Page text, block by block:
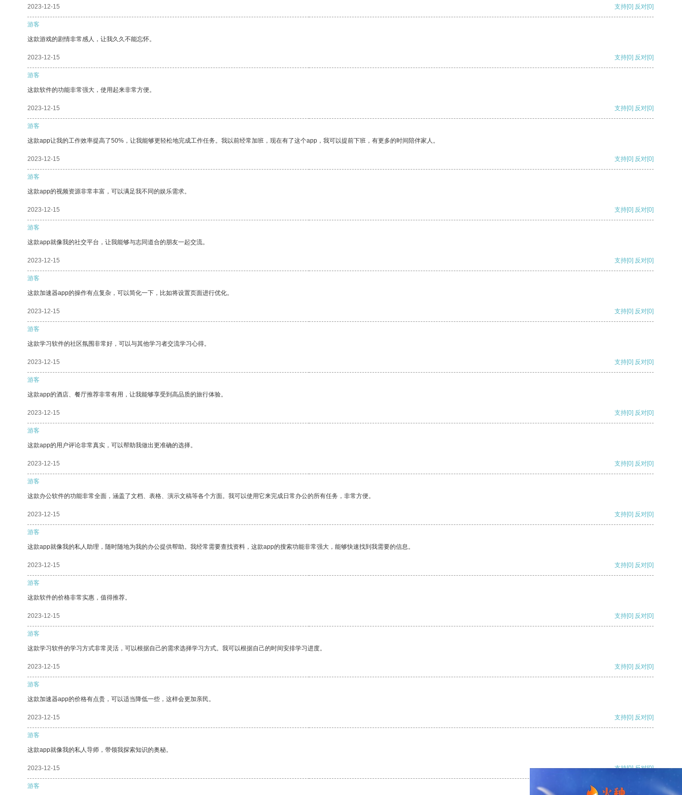
2023-12-15 支持[0] 反对[0]
游客
这款游戏的剧情非常感人，让我久久不能忘怀。
2023-12-15 支持[0] 反对[0]
游客
这款软件的功能非常强大，使用起来非常方便。
2023-12-15 支持[0] 反对[0]
游客
这款app让我的工作效率提高了50%，让我能够更轻松地完成工作任务。我以前经常加班，现在有了这个app，我可以提前下班，有更多的时间陪伴家人。
2023-12-15 支持[0] 反对[0]
游客
这款app的视频资源非常丰富，可以满足我不同的娱乐需求。
2023-12-15 支持[0] 反对[0]
游客
这款app就像我的社交平台，让我能够与志同道合的朋友一起交流。
2023-12-15 支持[0] 反对[0]
游客
这款加速器app的操作有点复杂，可以简化一下，比如将设置页面进行优化。
2023-12-15 支持[0] 反对[0]
游客
这款学习软件的社区氛围非常好，可以与其他学习者交流学习心得。
2023-12-15 支持[0] 反对[0]
游客
这款app的酒店、餐厅推荐非常有用，让我能够享受到高品质的旅行体验。
2023-12-15 支持[0] 反对[0]
游客
这款app的用户评论非常真实，可以帮助我做出更准确的选择。
2023-12-15 支持[0] 反对[0]
游客
这款办公软件的功能非常全面，涵盖了文档、表格、演示文稿等各个方面。我可以使用它来完成日常办公的所有任务，非常方便。
2023-12-15 支持[0] 反对[0]
游客
这款app就像我的私人助理，随时随地为我的办公提供帮助。我经常需要查找资料，这款app的搜索功能非常强大，能够快速找到我需要的信息。
2023-12-15 支持[0] 反对[0]
游客
这款软件的价格非常实惠，值得推荐。
2023-12-15 支持[0] 反对[0]
游客
这款学习软件的学习方式非常灵活，可以根据自己的需求选择学习方式。我可以根据自己的时间安排学习进度。
2023-12-15 支持[0] 反对[0]
游客
这款加速器app的价格有点贵，可以适当降低一些，这样会更加亲民。
2023-12-15 支持[0] 反对[0]
游客
这款app就像我的私人导师，带领我探索知识的奥秘。
2023-12-15 支持[0] 反对[0]
游客